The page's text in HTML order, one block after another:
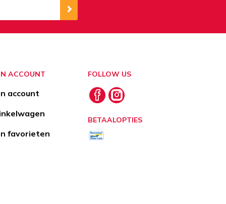
ACCOUNT
account
favorieten
FOLLOW US
BETAALOPTIES